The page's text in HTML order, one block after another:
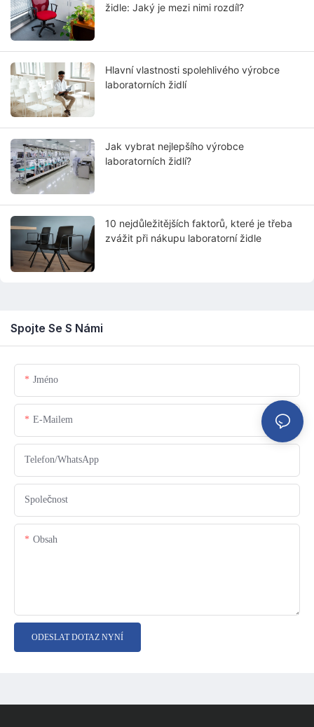
židle: Jaký je mezi nimi rozdíl?
Hlavní vlastnosti spolehlivého výrobce
laboratorních židlí
Jak vybrat nejlepšího výrobce
laboratorních židlí?
10 nejdůležitějších faktorů, které je třeba
zvážit při nákupu laboratorní židle
Spojte Se S Námi
Jméno
E-Mailem
Telefon/WhatsApp
Společnost
Obsah
ODESLAT DOTAZ NYNÍ